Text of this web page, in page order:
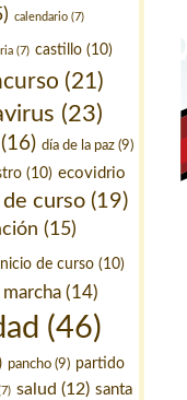
calendario (7)
(7) castillo (10)
(21)
(23)
(16) día de la paz (9)
(10) ecovidrio
curso (19)
(15)
de curso(10)
marcha (14)
(46)
pancho (9) partido
salud (12) santa